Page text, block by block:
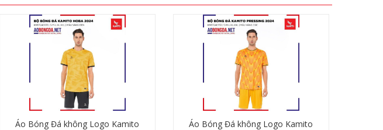
Áo Bóng Đá không Logo Kamito
Áo Bóng Đá không Logo Kamito